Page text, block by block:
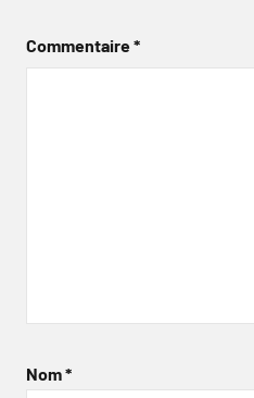
Commentaire*
Nom*